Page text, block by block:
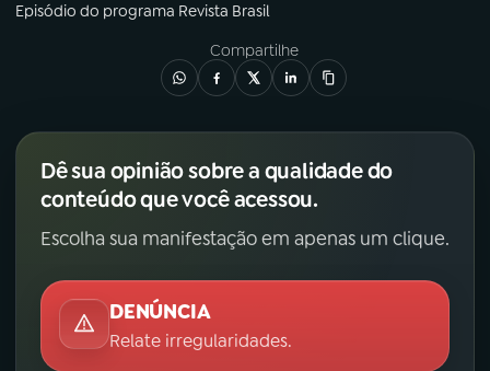
05PODCASTS
VIDEOCASTS
07ÚLTIMAS
08 FESTIVAL DE MÚSICA
ACOMPANHE A RÁDIO NACIONAL
Episódio do programa Revista Brasil
Compartilhe
Dê sua opinião sobre a qualidade do
conteúdo que você acessou.
Escolha sua manifestação em apenas um clique.
DENÚNCIA
Relate irregularidades.